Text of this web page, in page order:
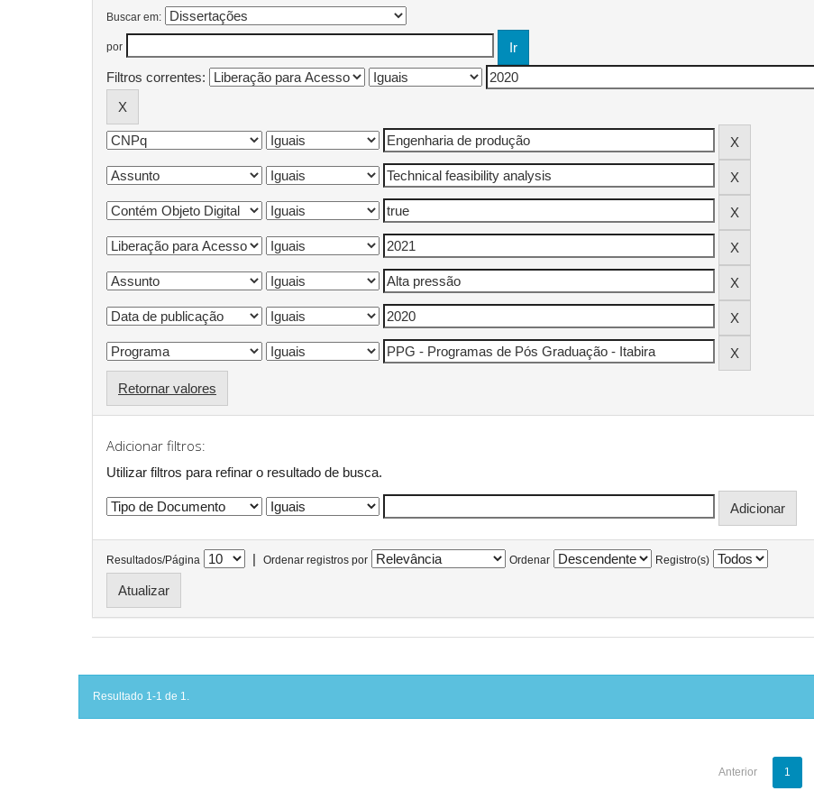
Buscar em:
por
Filtros correntes:
Retornar valores
Adicionar filtros:
Utilizar filtros para refinar o resultado de busca.
Resultados/Página | Ordenar registros por Ordenar Registro(s)
Resultado 1-1 de 1.
Anterior 1